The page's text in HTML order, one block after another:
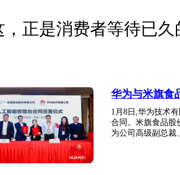
是消费者等待已久
华为与米旗食
1月8日,华为技术
合同。米旗食品股
为公司高级副总裁